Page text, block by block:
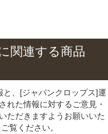
関連する商品
、[ジャパンクロップス]運
れた情報に対するご意見・
ただきますようお願いいた
覧ください。